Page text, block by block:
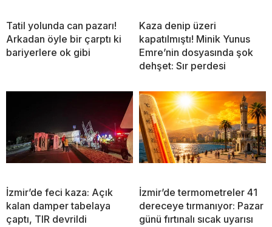
Tatil yolunda can pazarı!
Arkadan öyle bir çarptı ki
bariyerlere ok gibi
Kaza denip üzeri
kapatılmıştı! Minik Yunus
Emre’nin dosyasında şok
dehşet: Sır perdesi
İzmir’de feci kaza: Açık
kalan damper tabelaya
çaptı, TIR devrildi
İzmir’de termometreler 41
dereceye tırmanıyor: Pazar
günü fırtınalı sıcak uyarısı